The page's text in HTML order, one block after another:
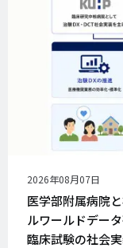
公
開
日
2026年08月07日
医学部附属病院
ルワールドデー
臨床試験の社会